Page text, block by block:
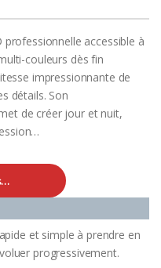
professionnelle accessible à
couleurs dès fin
impressionnante de
détails. Son
de créer jour et nuit,
et simple à prendre en
progressivement.